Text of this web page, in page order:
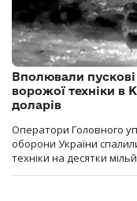
Вполювали
ворожої техніки в
доларів
Оператори Головного
оборони України
техніки на десятки